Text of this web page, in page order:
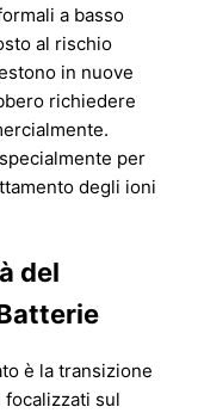
a basso
al rischio
in nuove
richiedere
per
degli ioni
del
è la transizione
sul